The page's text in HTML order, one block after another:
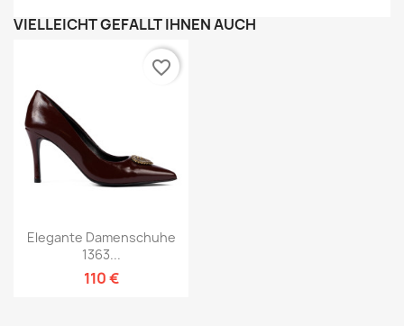
VIELLEICHT GEFÄLLT IHNEN AUCH
Elegante Damenschuhe
1363...
110 €
favorite_border